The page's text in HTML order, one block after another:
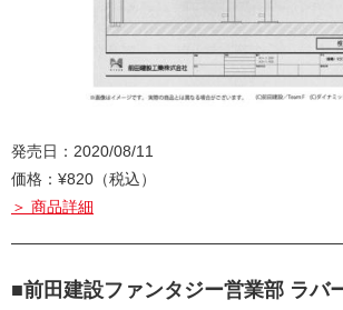
発売日：2020/08/11
価格：¥820（税込）
＞ 商品詳細
■前田建設ファンタジー営業部 ラバ